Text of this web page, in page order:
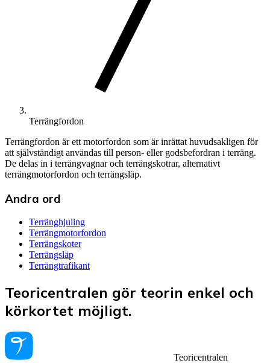
Terrängfordon
Terrängfordon är ett motorfordon som är inrättat huvudsakligen för
att självständigt användas till person- eller godsbefordran i terräng.
De delas in i terrängvagnar och terrängskotrar, alternativt
terrängmotorfordon och terrängsläp.
Andra ord
Terränghjuling
Terrängmotorfordon
Terrängskoter
Terrängsläp
Terrängtrafikant
Teoricentralen gör teorin enkel och
körkortet möjligt.
Teoricentralen